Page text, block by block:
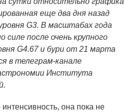
еще два дня назад
G3. В масштабах года
после очень крупного
G4.67 и бури от 21 марта
в телеграм-канале
Института
она пока не